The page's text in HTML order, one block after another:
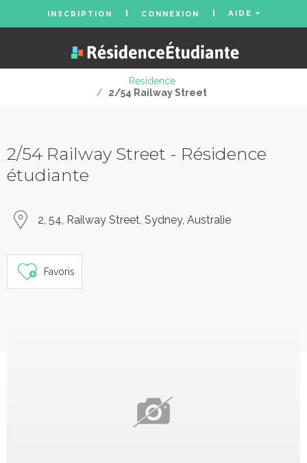
INSCRIPTION CONNEXION AIDE
Residence
/
2/54 Railway Street
2/54 Railway Street - Résidence
étudiante
2, 54, Railway Street, Sydney, Australie
Favoris